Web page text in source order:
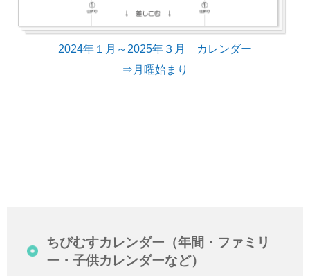
2024年１月～2025年３月 カレンダー
⇒月曜始まり
ちびむすカレンダー（年間・ファミリ
ー・子供カレンダーなど）